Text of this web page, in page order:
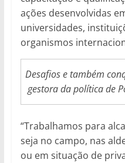
ações desenvolvidas
universidades,
organismos
Desafios e também
gestora da política de
“Trabalhamos para
seja no campo, nas
ou em situação de